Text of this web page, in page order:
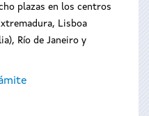
plazas en los centros
Lisboa
Río de Janeiro y